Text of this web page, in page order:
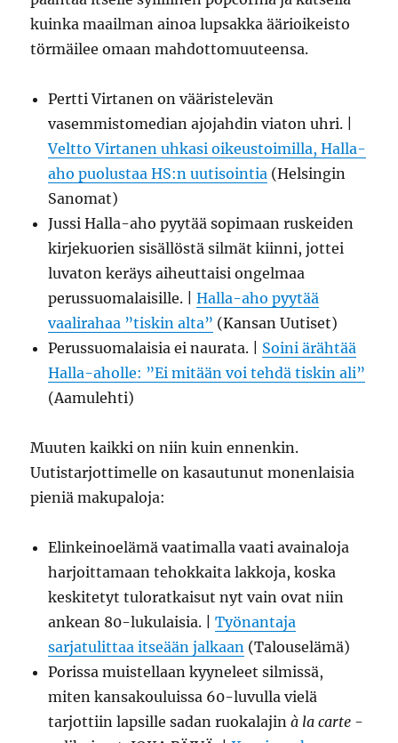
kuinka maailman ainoa lupsakka äärioikeisto
törmäilee omaan mahdottomuuteensa.
Pertti Virtanen on vääristelevän
vasemmistomedian ajojahdin viaton uhri. |
Veltto Virtanen uhkasi oikeustoimilla, Halla-
aho puolustaa HS:n uutisointia (Helsingin
Sanomat)
Jussi Halla-aho pyytää sopimaan ruskeiden
kirjekuorien sisällöstä silmät kiinni, jottei
luvaton keräys aiheuttaisi ongelmaa
perussuomalaisille. |Halla-aho pyytää
vaalirahaa ”tiskin alta” (Kansan Uutiset)
Perussuomalaisia ei naurata. | Soini ärähtää
Halla-aholle: ”Ei mitään voi tehdä tiskin ali”
(Aamulehti)
Muuten kaikki on niin kuin ennenkin.
Uutistarjottimelle on kasautunut monenlaisia
pieniä makupaloja:
Elinkeinoelämä vaatimalla vaati avainaloja
harjoittamaan tehokkaita lakkoja, koska
keskitetyt tuloratkaisut nyt vain ovat niin
ankean 80-lukulaisia. |Työnantaja
sarjatulittaa itseään jalkaan (Talouselämä)
Porissa muistellaan kyyneleet silmissä,
miten kansakouluissa 60-luvulla vielä
tarjottiin lapsille sadan ruokalajinà la carte -